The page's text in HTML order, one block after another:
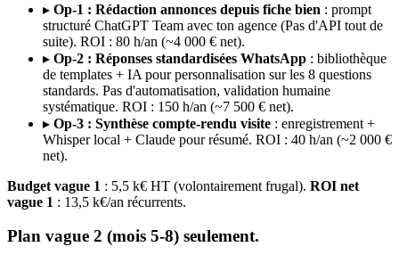
▸ Op-1 : Rédaction annonces depuis fiche bien : prompt
structuré ChatGPT Team avec ton agence (Pas d'API tout de
suite). ROI : 80 h/an (~4 000 € net).
▸ Op-2 : Réponses standardisées WhatsApp : bibliothèque
de templates + IA pour personnalisation sur les 8 questions
standards. Pas d'automatisation, validation humaine
systématique. ROI : 150 h/an (~7 500 € net).
▸ Op-3 : Synthèse compte-rendu visite : enregistrement +
Whisper local + Claude pour résumé. ROI : 40 h/an (~2 000 €
net).
Budget vague 1 : 5,5 k€ HT (volontairement frugal). ROI net
vague 1 : 13,5 k€/an récurrents.
Plan vague 2 (mois 5-8) seulement.